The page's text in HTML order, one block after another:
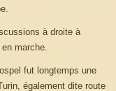
à droite à
marche.
fut longtemps une
également dite route